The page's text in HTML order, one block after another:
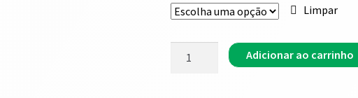
Limpar
Adicionar ao carrinho